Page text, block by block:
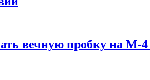
вечную пробку на М-